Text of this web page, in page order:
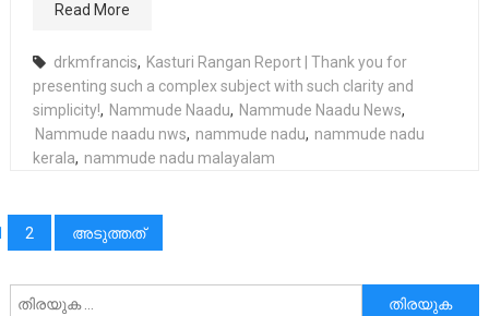
Read More
drkmfrancis, Kasturi Rangan Report | Thank you for
presenting such a complex subject with such clarity and
simplicity!, Nammude Naadu, Nammude Naadu News,
Nammude naadu nws, nammude nadu, nammude nadu
kerala, nammude nadu malayalam
2 അടുത്തത്
അനേഷിക്കുക